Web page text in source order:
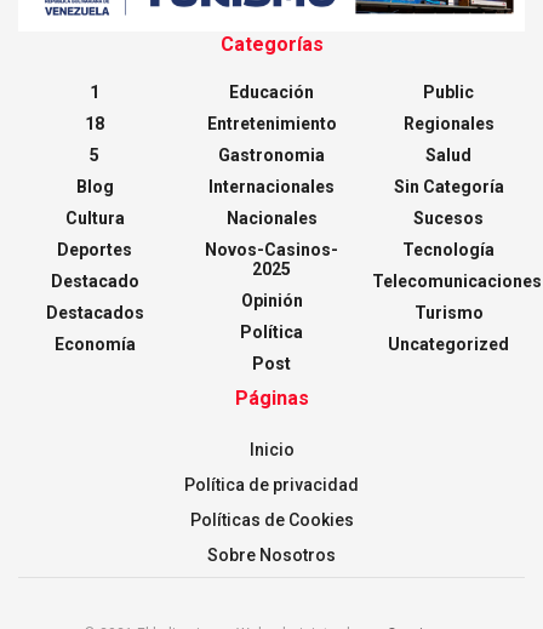
Categorías
1
18
5
Blog
Cultura
Deportes
Destacado
Destacados
Economía
Educación
Entretenimiento
Gastronomia
Internacionales
Nacionales
Novos-Casinos-
2025
Opinión
Política
Post
Public
Regionales
Salud
Sin Categoría
Sucesos
Tecnología
Telecomunicaciones
Turismo
Uncategorized
Páginas
Inicio
Política de privacidad
Políticas de Cookies
Sobre Nosotros